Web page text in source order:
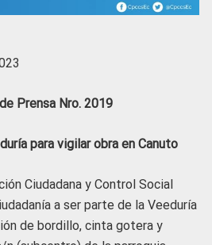
Prensa Nro. 2019
para vigilar obra en Canuto
Ciudadana y Control Social
a ser parte de la Veeduría
de bordillo, cinta gotera y